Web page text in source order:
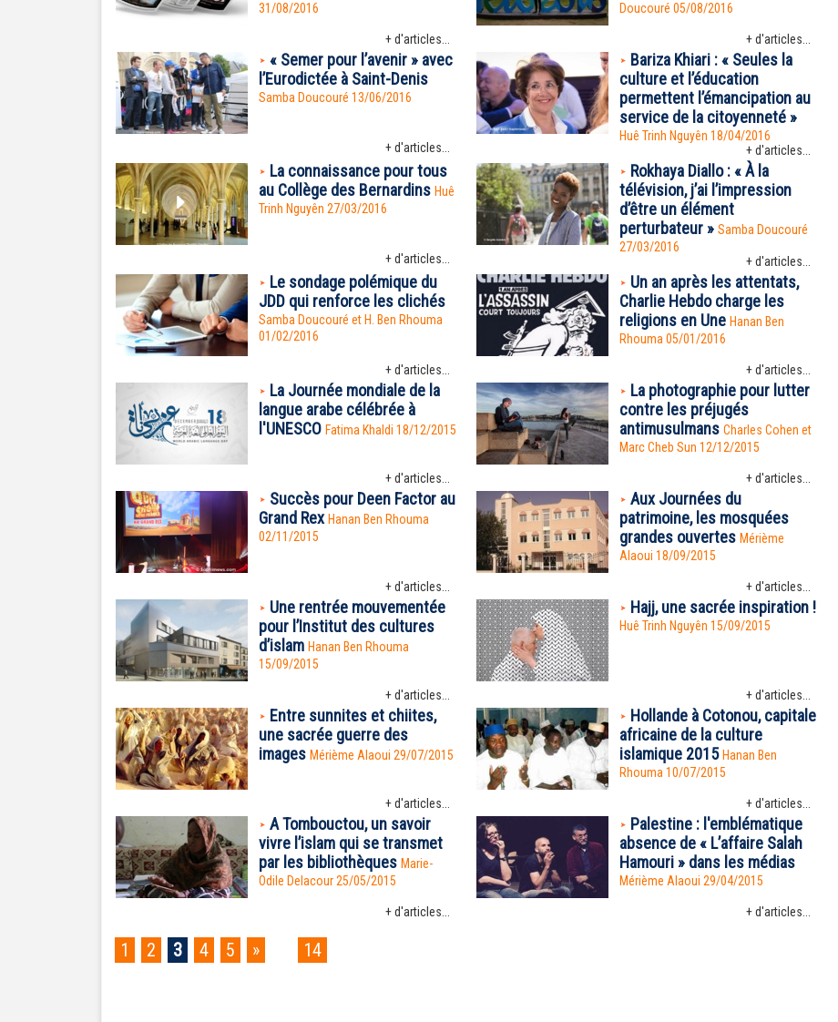
31/08/2016
+ d'articles...
Doucouré 05/08/2016
+ d'articles...
« Semer pour l’avenir » avec
l’Eurodictée à Saint-Denis
Samba Doucouré 13/06/2016
+ d'articles...
Bariza Khiari : « Seules la
culture et l’éducation
permettent l’émancipation au
service de la citoyenneté »
Huê Trinh Nguyên 18/04/2016
+ d'articles...
La connaissance pour tous
au Collège des Bernardins Huê
Trinh Nguyên 27/03/2016
+ d'articles...
Rokhaya Diallo : « À la
télévision, j’ai l’impression
d’être un élément
perturbateur » Samba Doucouré
27/03/2016
+ d'articles...
Le sondage polémique du
JDD qui renforce les clichés
Samba Doucouré et H. Ben Rhouma
01/02/2016
+ d'articles...
Un an après les attentats,
Charlie Hebdo charge les
religions en Une Hanan Ben
Rhouma 05/01/2016
+ d'articles...
La Journée mondiale de la
langue arabe célébrée à
l'UNESCO Fatima Khaldi 18/12/2015
+ d'articles...
La photographie pour lutter
contre les préjugés
antimusulmans Charles Cohen et
Marc Cheb Sun 12/12/2015
+ d'articles...
Succès pour Deen Factor au
Grand Rex Hanan Ben Rhouma
02/11/2015
+ d'articles...
Aux Journées du
patrimoine, les mosquées
grandes ouvertes Mérième
Alaoui 18/09/2015
+ d'articles...
Une rentrée mouvementée
pour l’Institut des cultures
d’islam Hanan Ben Rhouma
15/09/2015
+ d'articles...
Hajj, une sacrée inspiration !
Huê Trinh Nguyên 15/09/2015
+ d'articles...
Entre sunnites et chiites,
une sacrée guerre des
images Mérième Alaoui 29/07/2015
+ d'articles...
Hollande à Cotonou, capitale
africaine de la culture
islamique 2015 Hanan Ben
Rhouma 10/07/2015
+ d'articles...
A Tombouctou, un savoir
vivre l’islam qui se transmet
par les bibliothèques Marie-
Odile Delacour 25/05/2015
+ d'articles...
Palestine : l'emblématique
absence de « L’affaire Salah
Hamouri » dans les médias
Mérième Alaoui 29/04/2015
+ d'articles...
1 2 3 4 5 » 14